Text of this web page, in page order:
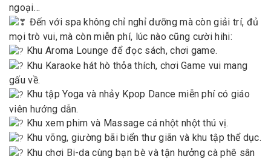
ngoại…
Đến với spa không chỉ nghỉ dưỡng mà còn giải trí, đủ
mọi trò vui, mà còn miễn phí, lúc nào cũng cười hihi:
Khu Aroma Lounge để đọc sách, chơi game.
Khu Karaoke hát hò thỏa thích, chơi Game vui mang
gấu về.
Khu tập Yoga và nhảy Kpop Dance miễn phí có giáo
viên hướng dẫn.
Khu xem phim và Massage cá nhột nhột thú vị.
Khu võng, giường bãi biển thư giãn và khu tập thể dục.
Khu chơi Bi-da cùng bạn bè và tận hưởng cà phê sân